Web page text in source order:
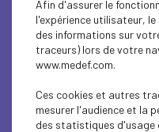
SUSTAINABLE DEVELOPMENT
SUSTAINABLE DEVELOPMENT
SOCIAL
Afin d'assurer le
l'expérience utilisateur,
des informations sur
traceurs) lors de votre
www.medef.com.
Ces cookies et autres
mesurer l'audience et la
des statistiques d'usage